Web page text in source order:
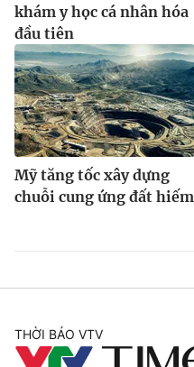
khám y học cá nhân hóa
đầu tiên
Mỹ tăng tốc xây dựng
chuỗi cung ứng đất hiếm
THỜI BÁO VTV